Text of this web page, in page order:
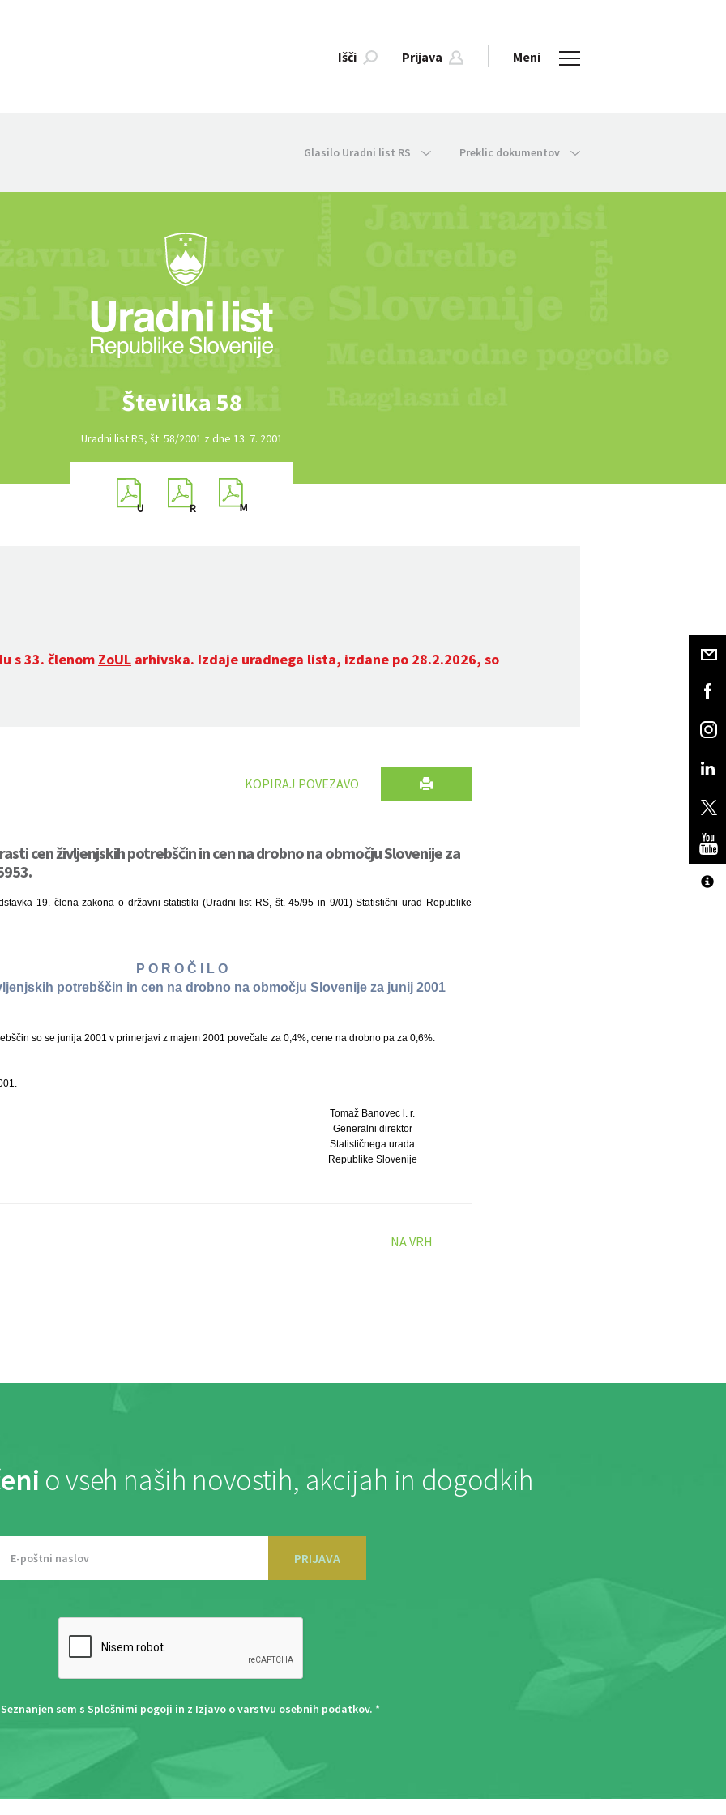
Išči Prijava Meni
Glasilo Uradni list RS Preklic dokumentov
Številka 58
Uradni list RS, št. 58/2001 z dne 13. 7. 2001
s 33. členom ZoUL arhivska. Izdaje uradnega lista, izdane po 28.2.2026, so
KOPIRAJ POVEZAVO
cen življenjskih potrebščin in cen na drobno na območju Slovenije za
19. člena zakona o državni statistiki (Uradni list RS, št. 45/95 in 9/01) Statistični urad Republike
P O R O Č I L O
potrebščin in cen na drobno na območju Slovenije za junij 2001
so se junija 2001 v primerjavi z majem 2001 povečale za 0,4%, cene na drobno pa za 0,6%.
Tomaž Banovec l. r.
Generalni direktor
Statističnega urada
Republike Slovenije
NA VRH
o vseh naših novostih, akcijah in dogodkih
PRIJAVA
Seznanjen sem s Splošnimi pogoji in z Izjavo o varstvu osebnih podatkov. *